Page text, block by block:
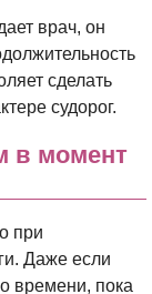
врач, он
сделать
судорог.
в момент
при
Даже если
времени, пока